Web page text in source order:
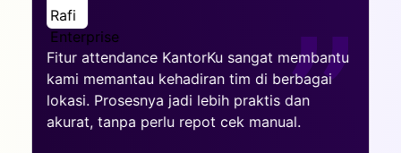
Fitur attendance KantorKu sangat membantu
kami memantau kehadiran tim di berbagai
lokasi. Prosesnya jadi lebih praktis dan
akurat, tanpa perlu repot cek manual.